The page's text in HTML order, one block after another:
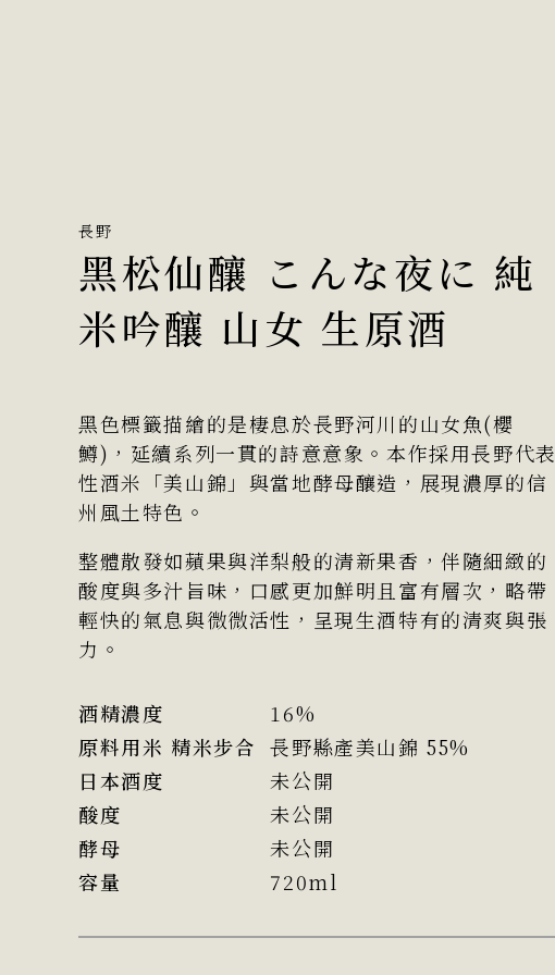
長野
黑松仙釀 こんな夜に 純
米吟釀 山女 生原酒
黑色標籤描繪的是棲息於長野河川的山女魚(櫻
鱒)，延續系列一貫的詩意意象。本作採用長野代表
性酒米「美山錦」與當地酵母釀造，展現濃厚的信
州風土特色。
整體散發如蘋果與洋梨般的清新果香，伴隨細緻的
酸度與多汁旨味，口感更加鮮明且富有層次，略帶
輕快的氣息與微微活性，呈現生酒特有的清爽與張
力。
酒精濃度
16%
原料用米 精米步合 長野縣產美山錦 55%
日本酒度
未公開
酸度
未公開
酵母
未公開
容量
720ml